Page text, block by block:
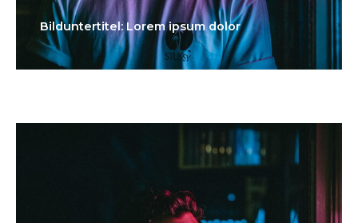
Bilduntertitel: Lorem ipsum dolor